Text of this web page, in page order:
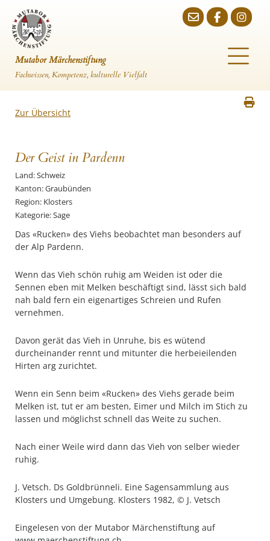
Mutabor Märchenstiftung
Fachwissen, Kompetenz, kulturelle Vielfalt
Zur Übersicht
Der Geist in Pardenn
Land: Schweiz
Kanton: Graubünden
Region: Klosters
Kategorie: Sage
Das «Rucken» des Viehs beobachtet man besonders auf
der Alp Pardenn.
Wenn das Vieh schön ruhig am Weiden ist oder die
Sennen eben mit Melken beschäftigt sind, lässt sich bald
nah bald fern ein eigenartiges Schreien und Rufen
vernehmen.
Davon gerät das Vieh in Unruhe, bis es wütend
durcheinander rennt und mitunter die herbeieilenden
Hirten arg zurichtet.
Wenn ein Senn beim «Rucken» des Viehs gerade beim
Melken ist, tut er am besten, Eimer und Milch im Stich zu
lassen und möglichst schnell das Weite zu suchen.
Nach einer Weile wird dann das Vieh von selber wieder
ruhig.
J. Vetsch. Ds Goldbrünneli. Eine Sagensammlung aus
Klosters und Umgebung. Klosters 1982, © J. Vetsch
Eingelesen von der Mutabor Märchenstiftung auf